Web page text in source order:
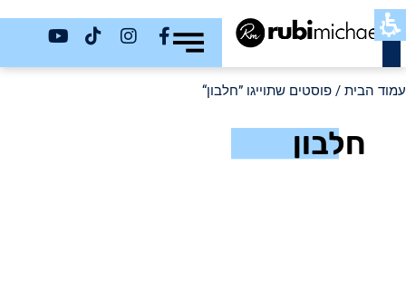
כשר
עמוד הבית / פוסטים שתוייגו ”חלבון“
חלבון